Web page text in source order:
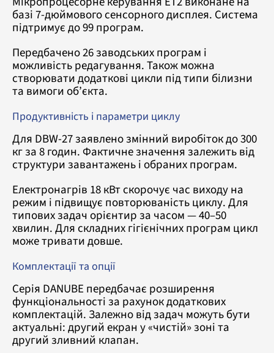
базі 7-дюймового сенсорного дисплея. Система
підтримує до 99 програм.
Передбачено 26 заводських програм і
можливість редагування. Також можна
створювати додаткові цикли під типи білизни
та вимоги об’єкта.
Продуктивність і параметри циклу
Для DBW-27 заявлено змінний виробіток до 300
кг за 8 годин. Фактичне значення залежить від
структури завантажень і обраних програм.
Електронагрів 18 кВт скорочує час виходу на
режим і підвищує повторюваність циклу. Для
типових задач орієнтир за часом — 40–50
хвилин. Для складних гігієнічних програм цикл
може тривати довше.
Комплектації та опції
Серія DANUBE передбачає розширення
функціональності за рахунок додаткових
комплектацій. Залежно від задач можуть бути
актуальні: другий екран у «чистій» зоні та
другий зливний клапан.